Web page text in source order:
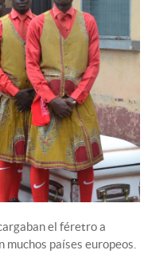
el féretro a
muchos países europeos.